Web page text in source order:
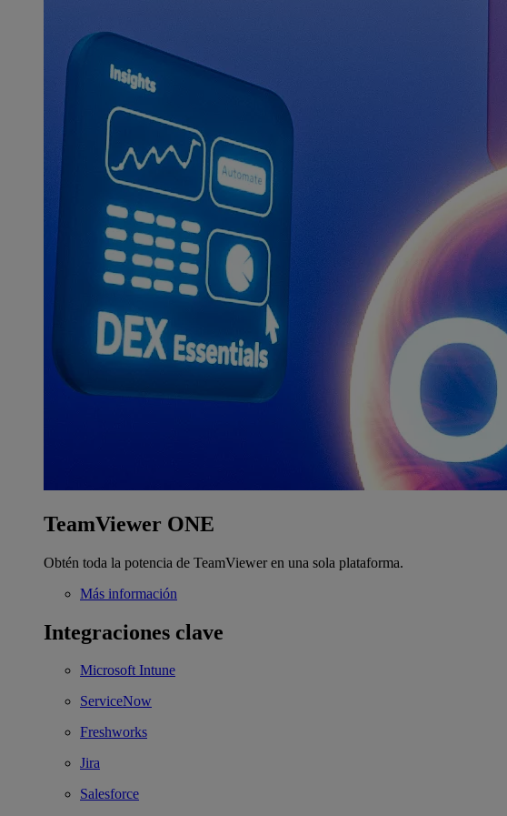
TeamViewer ONE
Obtén toda la potencia de TeamViewer en una sola plataforma.
Más información
Integraciones clave
Microsoft Intune
ServiceNow
Freshworks
Jira
Salesforce